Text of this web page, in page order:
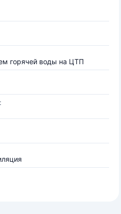
горячей воды на ЦТП